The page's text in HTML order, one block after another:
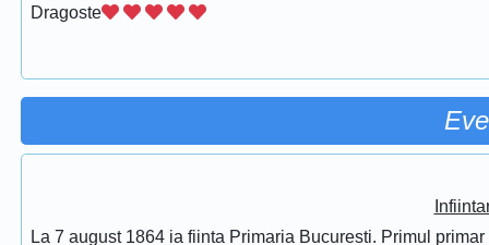
Dragoste
La 7 august 1864 ia fiinta Primaria Bucuresti. Primul